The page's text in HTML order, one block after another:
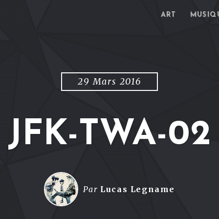
ART
29 Mars 2016
JFK-TWA-02
Par Lucas Legname